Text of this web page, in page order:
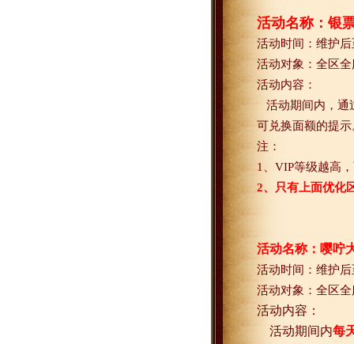
活动名称：银
活动时间：维护后
活动对象：全区全
活动内容：
活动期间内，
可兑换面额的提示
注：
1
VIP等级越高
2、只有上面优化
活动名称：嘤咛
活动时间：维护后
活动对象：全区全
活动内容：
活动期间内每